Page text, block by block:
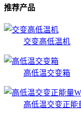
推荐产品
交变高低温机
高低温交变箱
高低温交变正能